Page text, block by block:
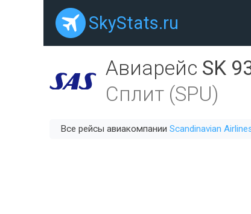
SkyStats.ru
Авиарейс SK
Сплит (SPU)
Все рейсы авиакомпании Scandinavian